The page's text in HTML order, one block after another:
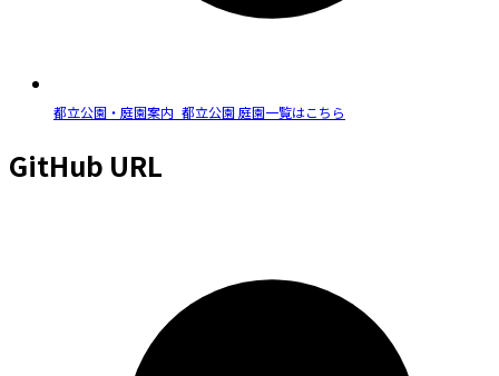
都立公園・庭園案内_都立公園 庭園一覧はこちら
GitHub URL